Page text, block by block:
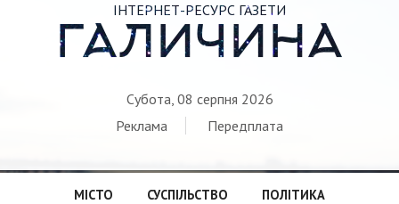
ІНТЕРНЕТ-РЕСУРС ГАЗЕТИ
ГАЛИЧИНА
Субота, 08 серпня 2026
Реклама
Передплата
МІСТО СУСПІЛЬСТВО
ПОЛІТИКА